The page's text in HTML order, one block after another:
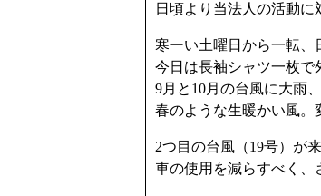
日頃より当法人の活動に
寒ーい土曜日から一転、
今日は長袖シャツ一枚で
9月と10月の台風に大雨
春のような生暖かい風。
2つ目の台風（19号）が
車の使用を減らすべく、